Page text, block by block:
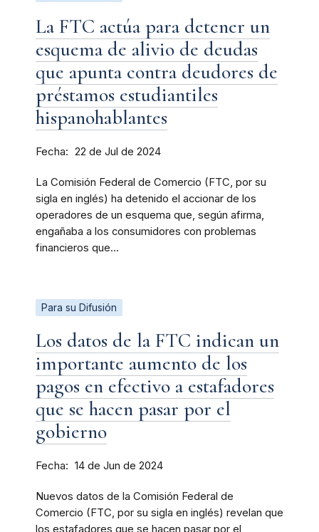
La FTC actúa para detener un
esquema de alivio de deudas
que apunta contra deudores de
préstamos estudiantiles
hispanohablantes
Fecha 22 de Jul de 2024
La Comisión Federal de Comercio (FTC, por su
sigla en inglés) ha detenido el accionar de los
operadores de un esquema que, según afirma,
engañaba a los consumidores con problemas
financieros que...
Para su Difusión
Los datos de la FTC indican un
importante aumento de los
pagos en efectivo a estafadores
que se hacen pasar por el
gobierno
Fecha 14 de Jun de 2024
Nuevos datos de la Comisión Federal de
Comercio (FTC, por su sigla en inglés) revelan que
los estafadores que se hacen pasar por el